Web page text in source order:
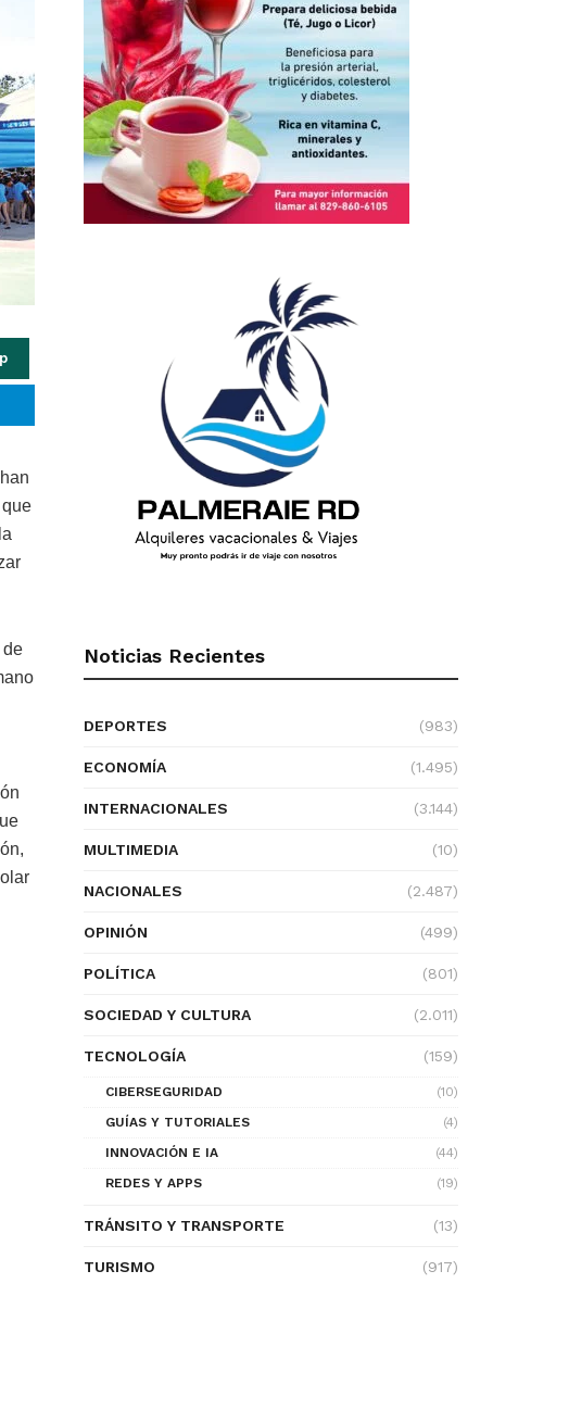
de
Noticias Recientes
DEPORTES (983)
ECONOMÍA (1.495)
INTERNACIONALES (3.144)
MULTIMEDIA (10)
NACIONALES (2.487)
OPINIÓN (499)
POLÍTICA (801)
SOCIEDAD Y CULTURA (2.011)
TECNOLOGÍA (159)
CIBERSEGURIDAD
(10)
GUÍAS Y TUTORIALES
(4)
INNOVACIÓN E IA
(44)
REDES Y APPS
(19)
TRÁNSITO Y TRANSPORTE (13)
TURISMO (917)